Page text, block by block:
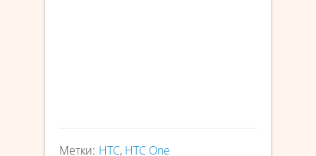
Метки: HTC, HTC One